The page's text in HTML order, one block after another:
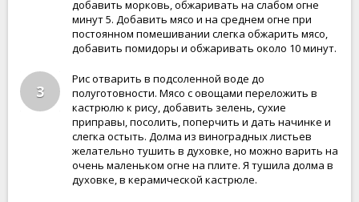
добавить морковь, обжаривать на слабом огне
минут 5. Добавить мясо и на среднем огне при
постоянном помешивании слегка обжарить мясо,
добавить помидоры и обжаривать около 10 минут.
3
Рис отварить в подсоленной воде до
полуготовности. Мясо с овощами переложить в
кастрюлю к рису, добавить зелень, сухие
приправы, посолить, поперчить и дать начинке и
слегка остыть. Долма из виноградных листьев
желательно тушить в духовке, но можно варить на
очень маленьком огне на плите. Я тушила долма в
духовке, в керамической кастрюле.